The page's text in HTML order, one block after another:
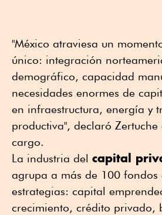
"México atraviesa un
único: integración
demográfico, capacidad
necesidades enormes de
en infraestructura, energía y
productiva", declaró Zertuche
cargo.
La industria del capital
agrupa a más de 100 fondos
estrategias: capital
crecimiento, crédito privado,